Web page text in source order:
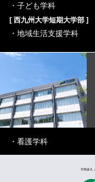
・ 子ども学科
[ 西九州大学短期大学部 ]
・ 地域生活支援学科
・ 看護学科